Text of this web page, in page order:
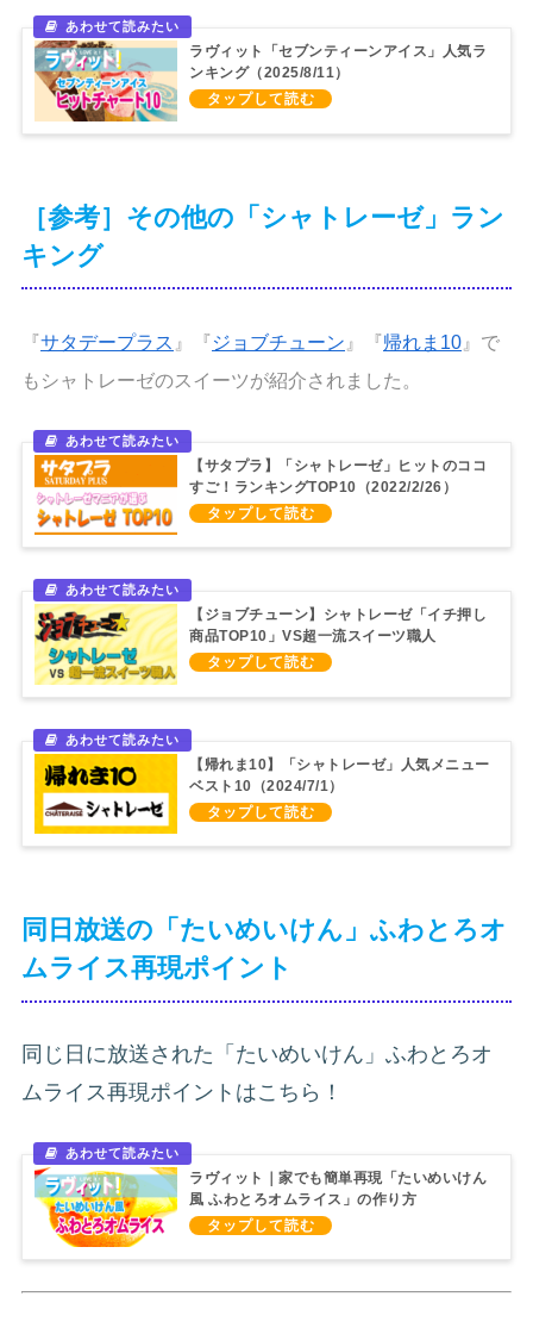
ラヴィット「セブンティーンアイス」人気ラ
ンキング（2025/8/11）
［参考］その他の「シャトレーゼ」ラン
キング
『サタデープラス 』『 ジョブチューン 』『帰れま10 』で
もシャトレーゼのスイーツが紹介されました。
【サタプラ】「シャトレーゼ」ヒットのココ
すご！ランキングTOP10（2022/2/26）
【ジョブチューン】シャトレーゼ「イチ押し
商品TOP10」VS超一流スイーツ職人
（2021/6/19）
【帰れま10】「シャトレーゼ」人気メニュー
ベスト10（2024/7/1）
同日放送の「たいめいけん」ふわとろオ
ムライス再現ポイント
同じ日に放送された「たいめいけん」ふわとろオ
ムライス再現ポイントはこちら！
ラヴィット｜家でも簡単再現「たいめいけん
風 ふわとろオムライス」の作り方
（2026/3/30）